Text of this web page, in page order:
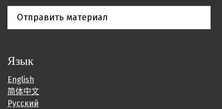
Отправить материал
Язык
English
简体中文
Русский